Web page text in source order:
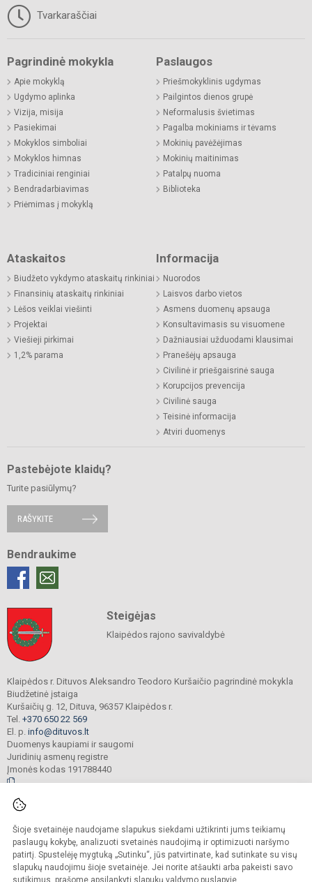
Šioje svetainėje naudojame slapukus siekdami užtikrinti jums teikiamų
paslaugų kokybę, analizuoti svetainės naudojimą ir optimizuoti naršymo
patirtį. Spustelėję mygtuką „Sutinku“, jūs patvirtinate, kad sutinkate su visų
slapukų naudojimu šioje svetainėje. Jei norite atšaukti arba pakeisti savo
sutikimus, prašome apsilankyti slapukų valdymo puslapyje
Tvarkaraščiai
Pagrindinė mokykla
Apie mokyklą
Ugdymo aplinka
Vizija, misija
Pasiekimai
Mokyklos simboliai
Mokyklos himnas
Tradiciniai renginiai
Bendradarbiavimas
Priėmimas į mokyklą
Paslaugos
Priešmokyklinis ugdymas
Pailgintos dienos grupė
Neformalusis švietimas
Pagalba mokiniams ir tėvams
Mokinių pavėžėjimas
Mokinių maitinimas
Patalpų nuoma
Biblioteka
Ataskaitos
Biudžeto vykdymo ataskaitų rinkiniai
Finansinių ataskaitų rinkiniai
Lėšos veiklai viešinti
Projektai
Viešieji pirkimai
1,2% parama
Informacija
Nuorodos
Laisvos darbo vietos
Asmens duomenų apsauga
Konsultavimasis su visuomene
Dažniausiai užduodami klausimai
Pranešėjų apsauga
Civilinė ir priešgaisrinė sauga
Korupcijos prevencija
Civilinė sauga
Teisinė informacija
Atviri duomenys
Pastebėjote klaidų?
Turite pasiūlymų?
RAŠYKITE
Bendraukime
Steigėjas
Klaipėdos rajono savivaldybė
Klaipėdos r. Dituvos Aleksandro Teodoro Kuršaičio pagrindinė mokykla
Biudžetinė įstaiga
Kuršaičių g. 12, Dituva, 96357 Klaipėdos r.
Tel. +370 650 22 569
El. p. info@dituvos.lt
Duomenys kaupiami ir saugomi
Juridinių asmenų registre
Įmonės kodas 191788440
Visos teisės saugomos. Kopijuoti turinį be raštiško įstaigos administracijos
sutikimo griežtai draudžiama.
Prieinamumo paraiška Slapukų politika